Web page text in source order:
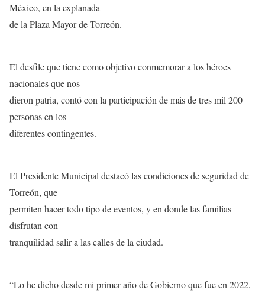
México, en la explanada
de la Plaza Mayor de Torreón.
El desfile que tiene como objetivo conmemorar a los héroes
nacionales que nos
dieron patria, contó con la participación de más de tres mil 200
personas en los
diferentes contingentes.
El Presidente Municipal destacó las condiciones de seguridad de
Torreón, que
permiten hacer todo tipo de eventos, y en donde las familias
disfrutan con
tranquilidad salir a las calles de la ciudad.
“Lo he dicho desde mi primer año de Gobierno que fue en 2022,